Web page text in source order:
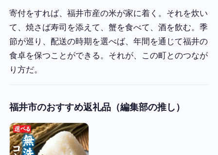
寄付をすれば、福井市産の米が家に着く。それを炊い
て、焼さば寿司を添えて、蟹を食べて、酒を飲む。季
節が巡り、配送の時期を選べば、年間を通じて福井の
食卓を保つことができる。それが、この町とのつなが
り方だ。
福井市のおすすめ返礼品（編集部の推し）